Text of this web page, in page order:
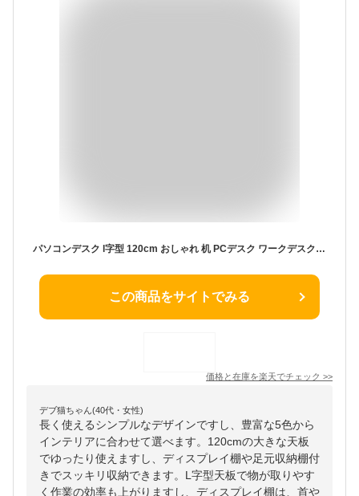
パソコンデスク l字型 120cm おしゃれ 机 PCデスク ワークデスク コーナーデスク ゲーミングデスク オフィスデスク 学習机 勉強机 作業机 シンプル 北欧 収納 棚付き ラック付き ディスプレイ棚付き L字デスク 120cm幅 merrily〔メラリー〕 デスク単体販売
この商品をサイトでみる
価格と在庫を楽天でチェック >>
デブ猫ちゃん(40代・女性)
長く使えるシンプルなデザインですし、豊富な5色から
インテリアに合わせて選べます。120cmの大きな天板
でゆったり使えますし、ディスプレイ棚や足元収納棚付
きでスッキリ収納できます。L字型天板で物が取りやす
く作業の効率も上がりますし、ディスプレイ棚は、首や